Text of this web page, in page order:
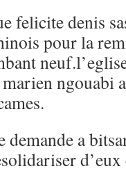
felicite denis
pour la
ngouabi
a